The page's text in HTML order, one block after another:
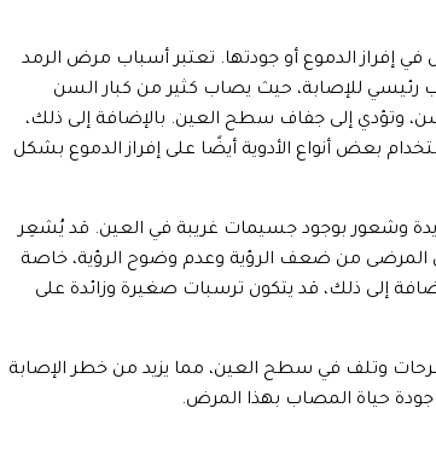
إفراز الدموع أو جودتها. تعتبر أسباب مرض الرمد
رئيسي للإصابة، حيث يصاب كثير من كبار السن
وتؤدي إلى جفاف سطح العين. بالإضافة إلى ذلك،
بعض أنواع الأدوية أيضًا على إفراز الدموع بشكل
وشعور بوجود جسيمات غريبة في العين. قد يُشعِر
المرضى من ضعف الرؤية وعدم وضوح الرؤية، خاصة
إلى ذلك، قد يتكون ترسبات صغيرة وزائدة على
وتلف في سطح العين، مما يزيد من خطر الإصابة
جودة حياة المصاب بهذا المرض.